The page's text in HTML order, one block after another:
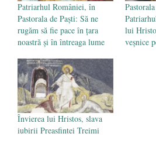
Patriarhul României, în
Pastorala de Paști: Să ne
rugăm să fie pace în țara
noastră și în întreaga lume
lui
veşnice
Învierea lui Hristos, slava
iubirii Preasfintei Treimi